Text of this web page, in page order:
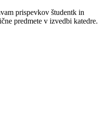
prispevkov študentk in
predmete v izvedbi katedre.